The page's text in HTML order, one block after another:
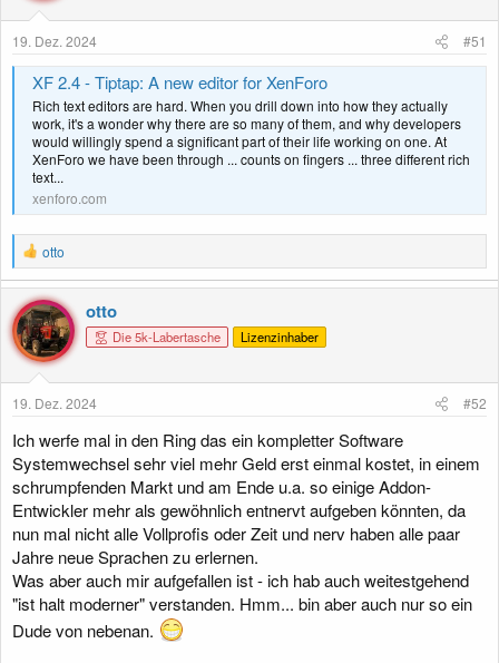
n
n
19. Dez. 2024 #51
XF 2.4 - Tiptap: A new editor for XenForo
Rich text editors are hard. When you drill down into how they actually
work, it's a wonder why there are so many of them, and why developers
would willingly spend a significant part of their life working on one. At
XenForo we have been through ... counts on fingers ... three different rich
text...
xenforo.com
R
e
a
k
t
i
o
n
n
otto
otto
Die 5k-Labertasche Lizenzinhaber
19. Dez. 2024 #52
Ich werfe mal in den Ring das ein kompletter Software
Systemwechsel sehr viel mehr Geld erst einmal kostet, in einem
schrumpfenden Markt und am Ende u.a. so einige Addon-
Entwickler mehr als gewöhnlich entnervt aufgeben könnten, da
nun mal nicht alle Vollprofis oder Zeit und nerv haben alle paar
Jahre neue Sprachen zu erlernen.
Was aber auch mir aufgefallen ist - ich hab auch weitestgehend
"ist halt moderner" verstanden. Hmm... bin aber auch nur so ein
Dude von nebenan.